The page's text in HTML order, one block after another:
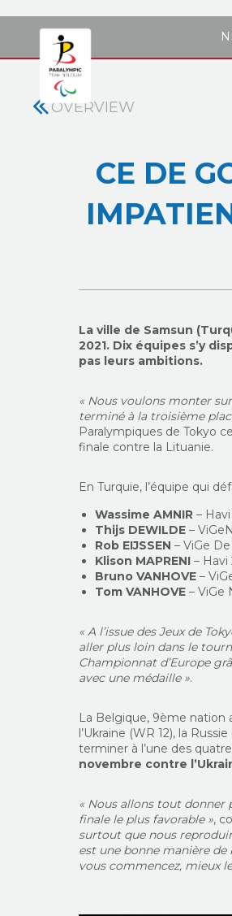
OVERVIEW
CE DE
La ville de Samsun
2021. Dix équipes s’y
pas leurs ambitions.
« Nous voulons monter
terminé à la troisième
Paralympiques de Tokyo
finale contre la Lituanie.
En Turquie, l’équipe qui
Wassime AMNIR –
Thijs DEWILDE –
Rob EIJSSEN – ViGe
Klison MAPRENI –
Bruno VANHOVE –
Tom VANHOVE – ViGe
« A l’issue des Jeux de
aller plus loin dans le
Championnat d’Europe
avec une médaille ».
La Belgique, 9ème nation
l’Ukraine (WR 12), la
terminer à l’une des
novembre contre
« Nous allons tout donner
finale le plus favorable »,
surtout que nous
est une bonne manière de
vous commencez, mieux